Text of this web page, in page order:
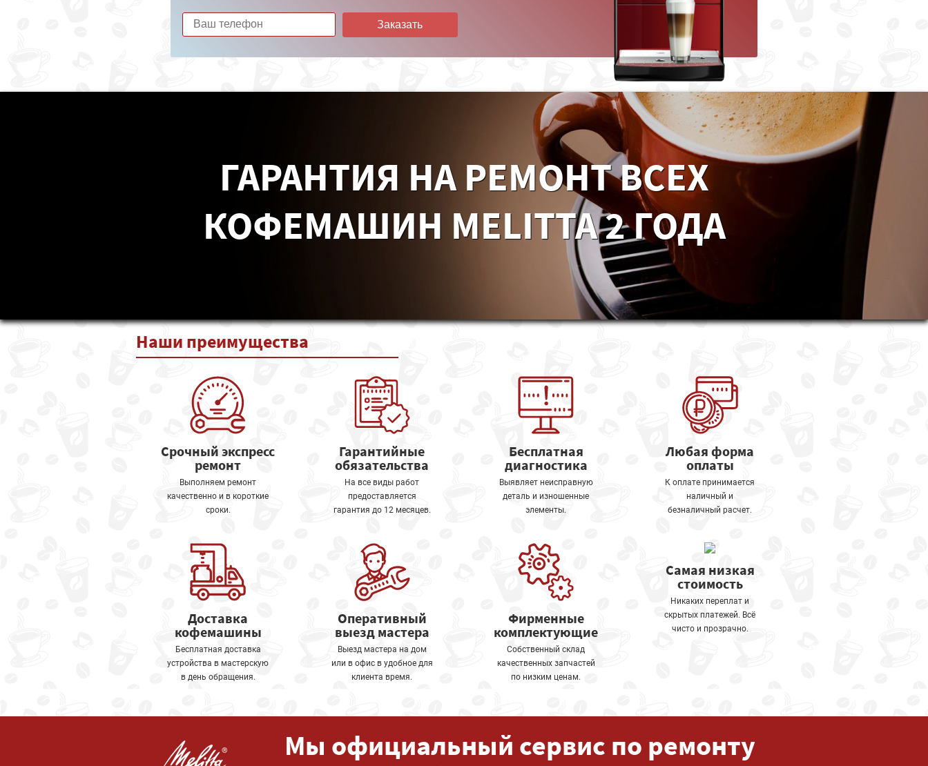
Заказать
ГАРАНТИЯ НА РЕМОНТ ВСЕХ
КОФЕМАШИН MELITTA 2 ГОДА
Наши преимущества
Срочный экспресс
ремонт
Выполняем ремонт
качественно и в короткие
сроки.
Гарантийные
обязательства
На все виды работ
предоставляется
гарантия до 12 месяцев.
Бесплатная
диагностика
Выявляет неисправную
деталь и изношенные
элементы.
Любая форма
оплаты
К оплате принимается
наличный и
безналичный расчет.
Доставка
кофемашины
Бесплатная доставка
устройства в мастерскую
в день обращения.
Оперативный
выезд мастера
Выезд мастера на дом
или в офис в удобное для
клиента время.
Фирменные
комплектующие
Собственный склад
качественных запчастей
по низким ценам.
Самая низкая
стоимость
Никаких переплат и
скрытых платежей. Всё
чисто и прозрачно.
Мы официальный сервис по ремонту